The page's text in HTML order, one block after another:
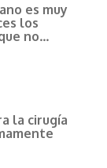
es muy
los
no
la cirugía